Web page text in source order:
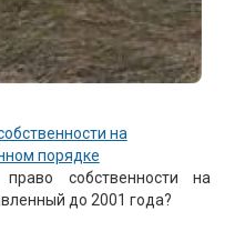
на
порядке
право собственности на
до 2001 года?